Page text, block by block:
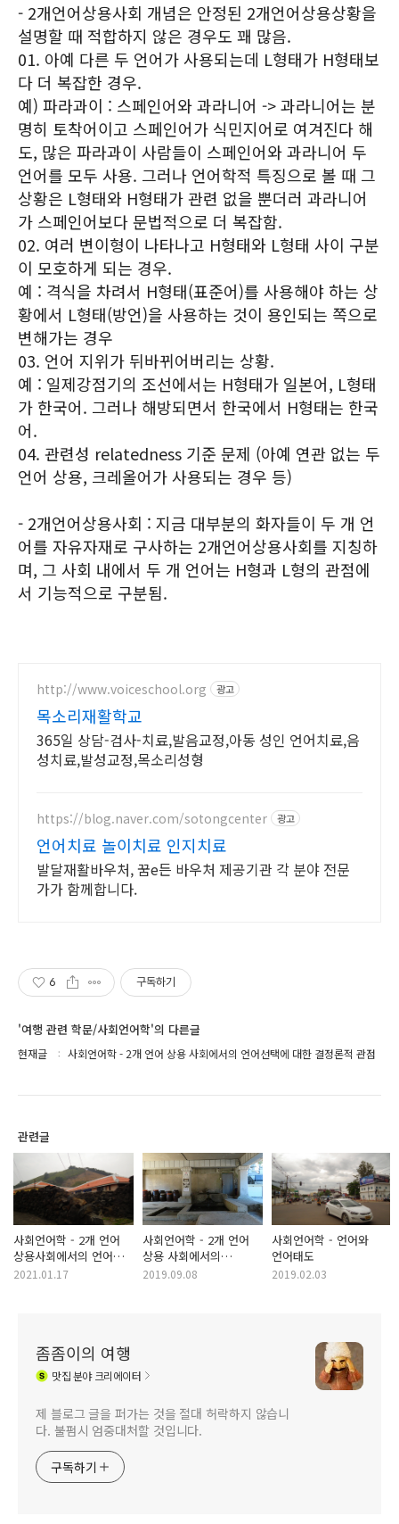
- 2개언어상용사회 개념은 안정된 2개언어상용상황을
설명할 때 적합하지 않은 경우도 꽤 많음.
01. 아예 다른 두 언어가 사용되는데 L형태가 H형태보
다 더 복잡한 경우.
예) 파라과이 : 스페인어와 과라니어 -> 과라니어는 분
명히 토착어이고 스페인어가 식민지어로 여겨진다 해
도, 많은 파라과이 사람들이 스페인어와 과라니어 두
언어를 모두 사용. 그러나 언어학적 특징으로 볼 때 그
상황은 L형태와 H형태가 관련 없을 뿐더러 과라니어
가 스페인어보다 문법적으로 더 복잡함.
02. 여러 변이형이 나타나고 H형태와 L형태 사이 구분
이 모호하게 되는 경우.
예 : 격식을 차려서 H형태(표준어)를 사용해야 하는 상
황에서 L형태(방언)을 사용하는 것이 용인되는 쪽으로
변해가는 경우
03. 언어 지위가 뒤바뀌어버리는 상황.
예 : 일제강점기의 조선에서는 H형태가 일본어, L형태
가 한국어. 그러나 해방되면서 한국에서 H형태는 한국
어.
04. 관련성 relatedness 기준 문제 (아예 연관 없는 두
언어 상용, 크레올어가 사용되는 경우 등)
- 2개언어상용사회 : 지금 대부분의 화자들이 두 개 언
어를 자유자재로 구사하는 2개언어상용사회를 지칭하
며, 그 사회 내에서 두 개 언어는 H형과 L형의 관점에
서 기능적으로 구분됨.
http://www.voiceschool.org 광고
목소리재활학교
365일 상담-검사-치료,발음교정,아동 성인 언어치료,음
성치료,발성교정,목소리성형
https://blog.naver.com/sotongcenter 광고
언어치료 놀이치료 인지치료
발달재활바우처, 꿈e든 바우처 제공기관 각 분야 전문
가가 함께합니다.
6 구독하기
'여행 관련 학문/사회언어학'의 다른글
현재글 사회언어학 - 2개 언어 상용 사회에서의 언어선택에 대한 결정론적 관점
관련글
사회언어학 - 2개 언어
상용사회에서의 언어
선택과 기능 세분화
2021.01.17
사회언어학 - 2개 언어
상용 사회에서의
언어선택에 대한
2019.09.08
사회언어학 - 언어와
언어태도
2019.02.03
좀좀이의 여행
맛집분야 크리에이터
제 블로그 글을 퍼가는 것을 절대 허락하지 않습니
다. 불펌시 엄중대처할 것입니다.
구독하기